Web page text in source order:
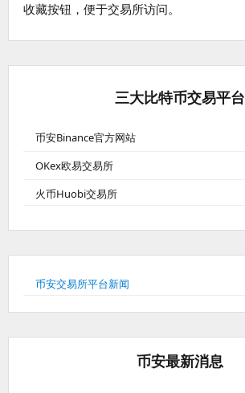
收藏按钮，便于交易所访问。
三大比特币交易平台
币安Binance官方网站
OKex欧易交易所
火币Huobi交易所
币安交易所平台新闻
币安最新消息